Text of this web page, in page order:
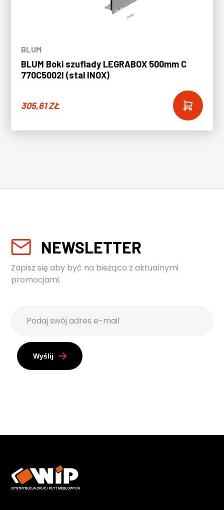
BLUM
BLUM Boki szuflady LEGRABOX 500mm C
770C5002I (stal INOX)
305,61ZŁ
NEWSLETTER
Zapisz się aby być na bieżąco z aktualnymi
promocjami.
Wyślij